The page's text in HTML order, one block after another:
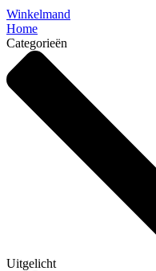
Winkelmand
Home
Categorieën
Uitgelicht